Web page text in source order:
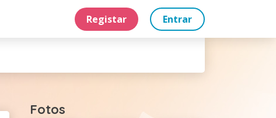
Registar Entrar
Fotos